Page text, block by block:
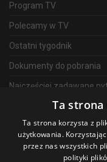
Program TV
Polecamy w TV
Ostatni tygodnik
Dokumenty do pobrania
Najczęściej zadawane
Telewizja
Ta
Ta strona korzysta z
użytkowania.
przez nas wszystkich
polityki